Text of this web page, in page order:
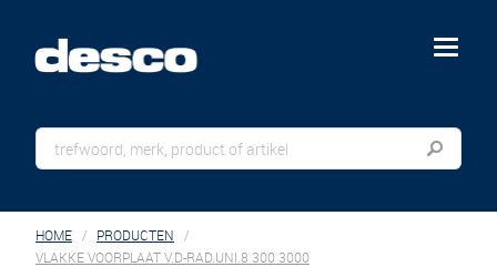
menu
HOME
PRODUCTEN
VLAKKE VOORPLAAT V.D-RAD.UNI.8 300 3000